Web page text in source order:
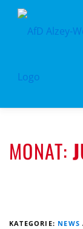
Zum
TERMINE
MONAT:
KATEGORIE: NEWS